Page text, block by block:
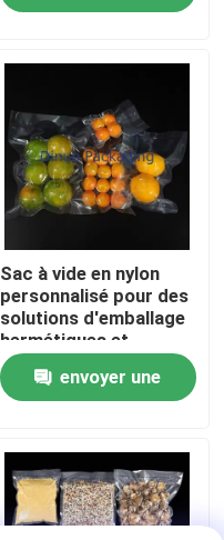
Sac à vide en nylon
personnalisé pour des
solutions d'emballage
hermétiques et
durables
envoyer une